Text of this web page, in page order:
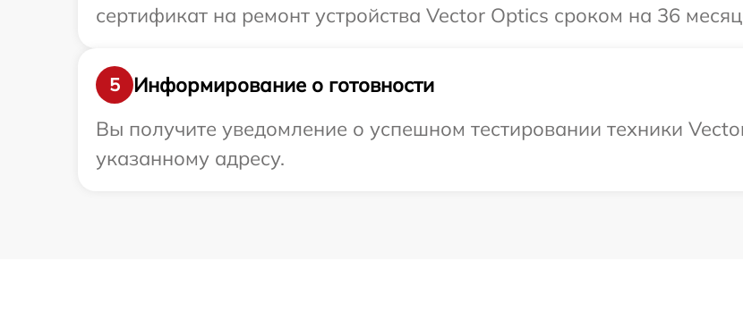
сертификат на ремонт устройства Vector Optics сроком на 36
5
Информирование о готовности
Вы получите уведомление о успешном тестировании техники
указанному адресу.